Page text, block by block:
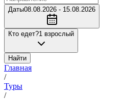
Даты08.08.2026 - 15.08.2026
Кто едет?1 взрослый
Найти
Главная
/
Туры
/